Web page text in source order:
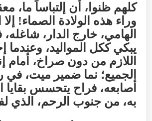
كلهم ظنوا، أن إلتباساً ما،
وراء هذه الولادة الصماء!
الهامي، خارج الدار،
يبكي ككل المواليد، وعندما
اللازم من دون صراخ، أمام
الجميع؛ نما ضمير ميت،
أصابعه، فراح يتحسس بقايا
به، من جنوب الرحم، الذي